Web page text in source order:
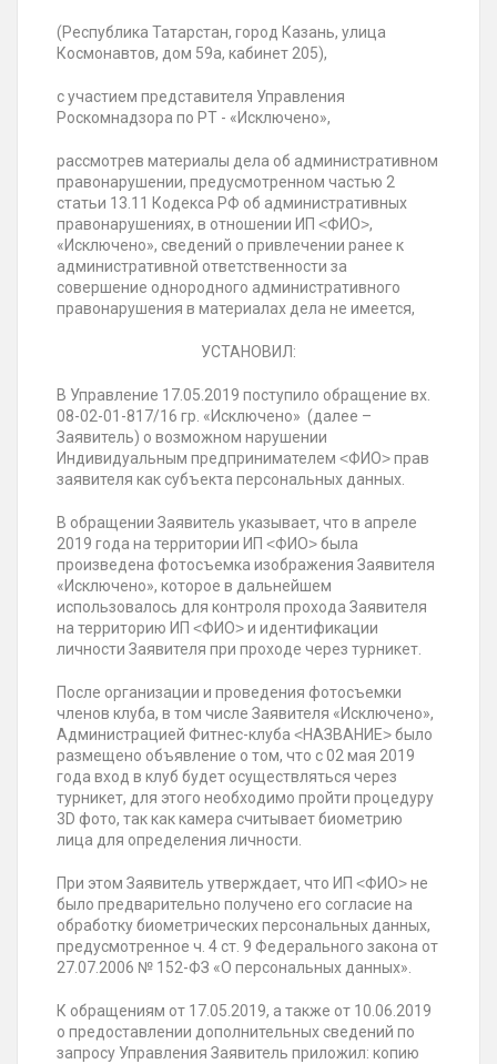
(Республика Татарстан, город Казань, улица
Космонавтов, дом 59а, кабинет 205),
с участием представителя Управления
Роскомнадзора по РТ - «Исключено»,
рассмотрев материалы дела об административном
правонарушении, предусмотренном частью 2
статьи 13.11 Кодекса РФ об административных
правонарушениях, в отношении ИП ˂ФИО˃,
«Исключено», сведений о привлечении ранее к
административной ответственности за
совершение однородного административного
правонарушения в материалах дела не имеется,
УСТАНОВИЛ:
В Управление 17.05.2019 поступило обращение вх.
08-02-01-817/16 гр. «Исключено» (далее –
Заявитель) о возможном нарушении
Индивидуальным предпринимателем ˂ФИО˃ прав
заявителя как субъекта персональных данных.
В обращении Заявитель указывает, что в апреле
2019 года на территории ИП ˂ФИО˃ была
произведена фотосъемка изображения Заявителя
«Исключено», которое в дальнейшем
использовалось для контроля прохода Заявителя
на территорию ИП ˂ФИО˃ и идентификации
личности Заявителя при проходе через турникет.
После организации и проведения фотосъемки
членов клуба, в том числе Заявителя «Исключено»,
Администрацией Фитнес-клуба ˂НАЗВАНИЕ˃ было
размещено объявление о том, что с 02 мая 2019
года вход в клуб будет осуществляться через
турникет, для этого необходимо пройти процедуру
3D фото, так как камера считывает биометрию
лица для определения личности.
При этом Заявитель утверждает, что ИП ˂ФИО˃ не
было предварительно получено его согласие на
обработку биометрических персональных данных,
предусмотренное ч. 4 ст. 9 Федерального закона от
27.07.2006 № 152-ФЗ «О персональных данных».
К обращениям от 17.05.2019, а также от 10.06.2019
о предоставлении дополнительных сведений по
запросу Управления Заявитель приложил: копию